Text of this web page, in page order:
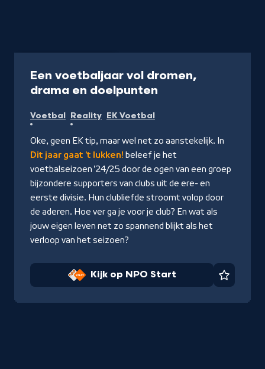
Een voetbaljaar vol dromen,
drama en doelpunten
Start
Voetbal Reality EK Voetbal
Oke, geen EK tip, maar wel net zo aanstekelijk. In
Dit jaar gaat ’t lukken! beleef je het
voetbalseizoen '24/25 door de ogen van een groep
bijzondere supporters van clubs uit de ere- en
eerste divisie. Hun clubliefde stroomt volop door
de aderen. Hoe ver ga je voor je club? En wat als
jouw eigen leven net zo spannend blijkt als het
verloop van het seizoen?
Kijk op NPO Start